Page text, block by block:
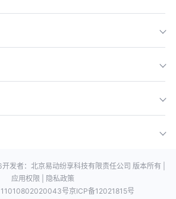
开发者：北京易动纷享科技有限责任公司 版本所有 |
应用权限 |
隐私政策
11010802020043号京ICP备12021815号